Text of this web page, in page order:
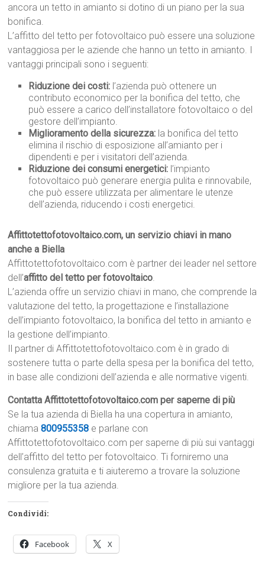
ancora un tetto in amianto si dotino di un piano per la sua
bonifica.
L’affitto del tetto per fotovoltaico può essere una soluzione
vantaggiosa per le aziende che hanno un tetto in amianto. I
vantaggi principali sono i seguenti:
Riduzione dei costi: l’azienda può ottenere un
contributo economico per la bonifica del tetto, che
può essere a carico dell’installatore fotovoltaico o del
gestore dell’impianto.
Miglioramento della sicurezza: la bonifica del tetto
elimina il rischio di esposizione all’amianto per i
dipendenti e per i visitatori dell’azienda.
Riduzione dei consumi energetici: l’impianto
fotovoltaico può generare energia pulita e rinnovabile,
che può essere utilizzata per alimentare le utenze
dell’azienda, riducendo i costi energetici.
Affittotettofotovoltaico.com, un servizio chiavi in mano
anche a Biella
Affittotettofotovoltaico.com è partner dei leader nel settore
dell’affitto del tetto per fotovoltaico.
L’azienda offre un servizio chiavi in mano, che comprende la
valutazione del tetto, la progettazione e l’installazione
dell’impianto fotovoltaico, la bonifica del tetto in amianto e
la gestione dell’impianto.
Il partner di Affittotettofotovoltaico.com è in grado di
sostenere tutta o parte della spesa per la bonifica del tetto,
in base alle condizioni dell’azienda e alle normative vigenti.
Contatta Affittotettofotovoltaico.com per saperne di più
Se la tua azienda di Biella ha una copertura in amianto,
chiama800955358 e parlane con
Affittotettofotovoltaico.com per saperne di più sui vantaggi
dell’affitto del tetto per fotovoltaico. Ti forniremo una
consulenza gratuita e ti aiuteremo a trovare la soluzione
migliore per la tua azienda.
Condividi:
Facebook X